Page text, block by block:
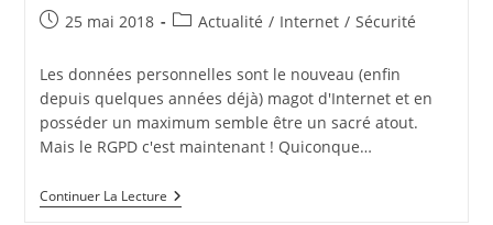
Publication
25 mai 2018
PostActualité / Internet / Sécurité
Les données personnelles sont le nouveau (enfin
depuis quelques années déjà) magot d'Internet et en
posséder un maximum semble être un sacré atout.
Mais le RGPD c'est maintenant ! Quiconque…
Continuer La LectureLe
RGPD,